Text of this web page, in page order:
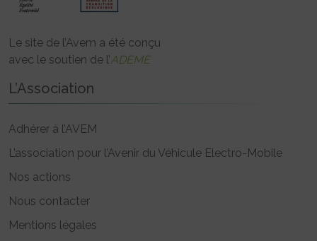
Le site de l’Avem a été conçu
avec le soutien de l’ADEME
L’Association
Adhérer à l’AVEM
L’association pour l’Avenir du Véhicule Electro-Mobile
Nos actions
Nous contacter
Mentions légales